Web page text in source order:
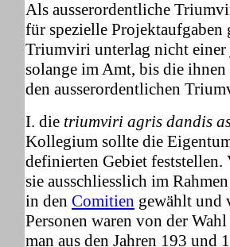
Als ausserordentliche
für spezielle
Triumviri unterlag nicht einer
solange im Amt, bis die
den ausserordentlichen
I. die triumviri agris dandis
Kollegium sollte die
definierten Gebiet feststellen.
sie ausschliesslich im
in den Comitien gewählt und
Personen waren von der
man aus den Jahren 193 und